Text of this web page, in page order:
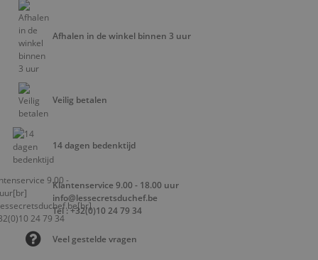
Afhalen in de winkel binnen 3 uur
Veilig betalen
14 dagen bedenktijd
Klantenservice 9.00 - 18.00 uur
info@lessecretsduchef.be
Tel : +32(0)10 24 79 34
Veel gestelde vragen